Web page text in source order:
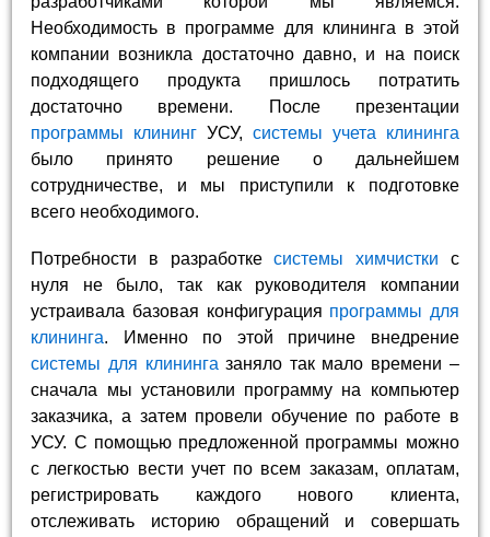
Необходимость в программе для клининга в этой
компании возникла достаточно давно, и на поиск
подходящего продукта пришлось потратить
достаточно времени. После презентации
программы клининг УСУ, системы учета клининга
было принято решение о дальнейшем
сотрудничестве, и мы приступили к подготовке
всего необходимого.
Потребности в разработкесистемы химчистки с
нуля не было, так как руководителя компании
устраивала базовая конфигурация программы для
клининга. Именно по этой причине внедрение
системы для клининга заняло так мало времени –
сначала мы установили программу на компьютер
заказчика, а затем провели обучение по работе в
УСУ. С помощью предложенной программы можно
с легкостью вести учет по всем заказам, оплатам,
регистрировать каждого нового клиента,
отслеживать историю обращений и совершать